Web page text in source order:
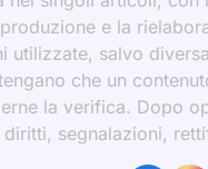
e la
salvo
che un
la verifica. Dopo
segnalazioni,